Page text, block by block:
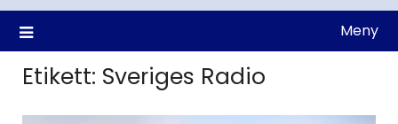
Meny
Etikett: Sveriges Radio